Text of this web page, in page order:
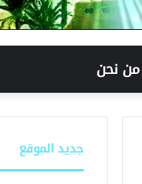
من نحن
جديد الموقع